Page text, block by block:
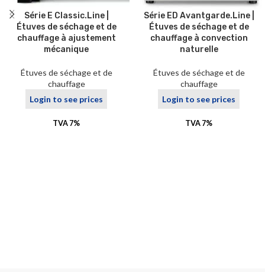
Série E Classic.Line |
Étuves de séchage et de
chauffage à ajustement
mécanique
Étuves de séchage et de
chauffage
Login to see prices
TVA 7%
Série ED Avantgarde.Line |
Étuves de séchage et de
chauffage à convection
naturelle
Étuves de séchage et de
chauffage
Login to see prices
TVA 7%